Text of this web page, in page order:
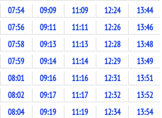
07:54 09:09 11:09 12:24 13:44
07:56 09:11 11:11 12:26 13:46
07:58 09:13 11:13 12:28 13:48
07:59 09:14 11:14 12:29 13:49
08:01 09:16 11:16 12:31 13:51
08:02 09:17 11:17 12:32 13:52
08:04 09:19 11:19 12:34 13:54